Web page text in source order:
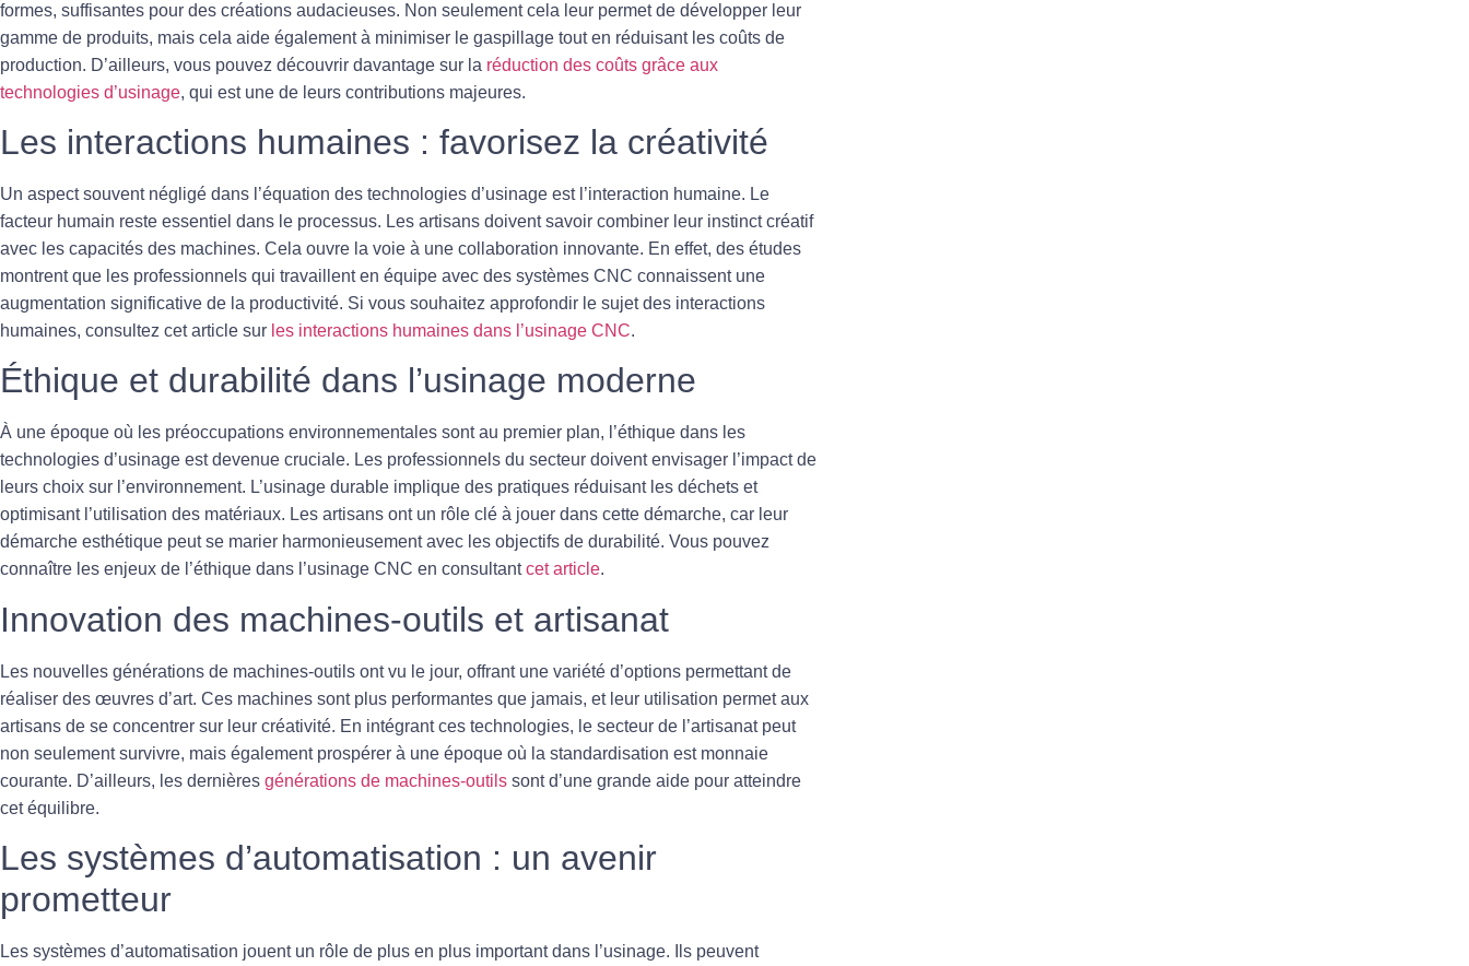
formes, suffisantes pour des créations audacieuses. Non seulement cela leur permet de développer leur
gamme de produits, mais cela aide également à minimiser le gaspillage tout en réduisant les coûts de
production. D’ailleurs, vous pouvez découvrir davantage sur la réduction des coûts grâce aux
technologies d’usinage, qui est une de leurs contributions majeures.
Les interactions humaines : favorisez la créativité
Un aspect souvent négligé dans l’équation des technologies d’usinage est l’interaction humaine. Le
facteur humain reste essentiel dans le processus. Les artisans doivent savoir combiner leur instinct créatif
avec les capacités des machines. Cela ouvre la voie à une collaboration innovante. En effet, des études
montrent que les professionnels qui travaillent en équipe avec des systèmes CNC connaissent une
augmentation significative de la productivité. Si vous souhaitez approfondir le sujet des interactions
humaines, consultez cet article sur les interactions humaines dans l’usinage CNC.
Éthique et durabilité dans l’usinage moderne
À une époque où les préoccupations environnementales sont au premier plan, l’éthique dans les
technologies d’usinage est devenue cruciale. Les professionnels du secteur doivent envisager l’impact de
leurs choix sur l’environnement. L’usinage durable implique des pratiques réduisant les déchets et
optimisant l’utilisation des matériaux. Les artisans ont un rôle clé à jouer dans cette démarche, car leur
démarche esthétique peut se marier harmonieusement avec les objectifs de durabilité. Vous pouvez
connaître les enjeux de l’éthique dans l’usinage CNC en consultantcet article.
Innovation des machines-outils et artisanat
Les nouvelles générations de machines-outils ont vu le jour, offrant une variété d’options permettant de
réaliser des œuvres d’art. Ces machines sont plus performantes que jamais, et leur utilisation permet aux
artisans de se concentrer sur leur créativité. En intégrant ces technologies, le secteur de l’artisanat peut
non seulement survivre, mais également prospérer à une époque où la standardisation est monnaie
courante. D’ailleurs, les dernières générations de machines-outils sont d’une grande aide pour atteindre
cet équilibre.
Les systèmes d’automatisation : un avenir
prometteur
Les systèmes d’automatisation jouent un rôle de plus en plus important dans l’usinage. Ils peuvent